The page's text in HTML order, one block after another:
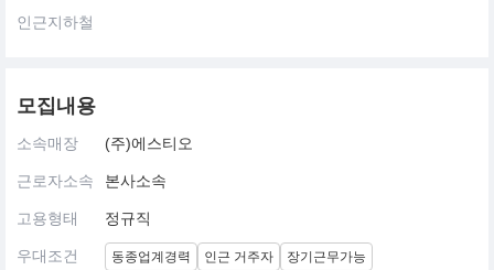
인근지하철
모집내용
소속매장 (주)에스티오
근로자소속 본사소속
고용형태 정규직
우대조건 동종업계경력 인근 거주자 장기근무가능